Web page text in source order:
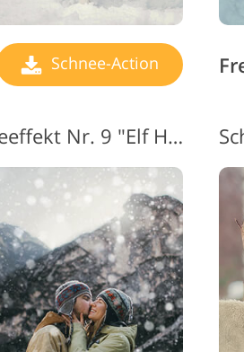
Schnee-Action
Photoshop-Action-Schneeeffekt Nr. 9 "Elf House"